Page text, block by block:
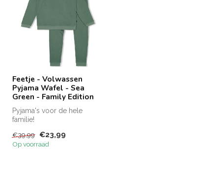
Feetje - Volwassen
Pyjama Wafel - Sea
Green - Family Edition
Pyjama's voor de hele
familie!
Volwassenen: XS t/m XL
€39,99 €23,99
Op voorraad